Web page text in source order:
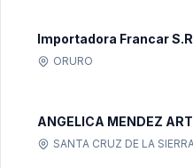
Importadora Francar
ORURO
ANGELICA MENDEZ
SANTA CRUZ DE LA